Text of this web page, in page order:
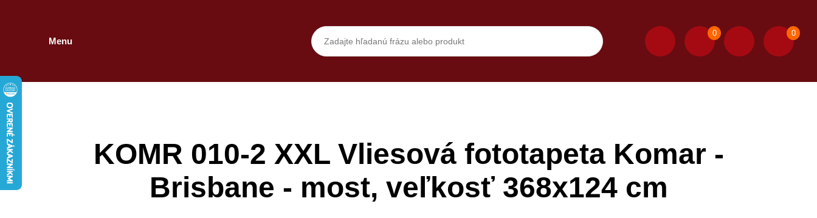
Menu
0 0
KOMR 010-2 XXL Vliesová fototapeta Komar -
Brisbane - most, veľkosť 368x124 cm